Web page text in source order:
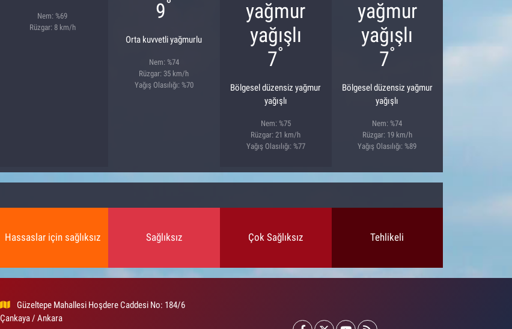
Nem: %69
Rüzgar: 8 km/h
9°
Orta kuvvetli yağmurlu
Nem: %74
Rüzgar: 35 km/h
Yağış Olasılığı: %70
7°
Bölgesel düzensiz yağmur
yağışlı
Nem: %75
Rüzgar: 21 km/h
Yağış Olasılığı: %77
7°
Bölgesel düzensiz yağmur
yağışlı
Nem: %74
Rüzgar: 19 km/h
Yağış Olasılığı: %89
Hassaslar için sağlıksız Sağlıksız Çok Sağlıksız Tehlikeli
Güzeltepe Mahallesi Hoşdere Caddesi No: 184/6
Çankaya / Ankara